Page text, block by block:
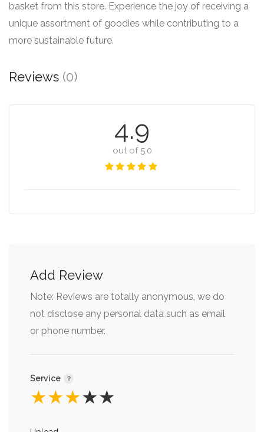
basket from this store. Experience the joy of receiving a
unique assortment of goodies while contributing to a
more sustainable future.
Reviews (0)
4.9
out of 5.0
Add Review
Note: Reviews are totally anonymous, we do
not disclose any personal data such as email
or phone number.
Service
★
★
★
★
★